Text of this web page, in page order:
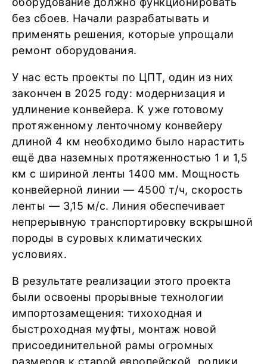
без сбоев. Начали разрабатывать и
применять решения, которые упрощали
ремонт оборудования.
У нас есть проекты по ЦПТ, один из них
закончен в 2025 году: модернизация и
удлинение конвейера. К уже готовому
протяженному ленточному конвейеру
длиной 4 км необходимо было нарастить
ещё два наземных протяженностью 1 и 1,5
км с шириной ленты 1400 мм. Мощность
конвейерной линии — 4500 т/ч, скорость
ленты — 3,15 м/с. Линия обеспечивает
непрерывную транспортировку вскрышной
породы в суровых климатических
условиях.
В результате реализации этого проекта
были освоены прорывные технологии
импортозамещения: тихоходная и
быстроходная муфты, монтаж новой
присоединительной рамы огромных
размеров к старой европейской, ролики